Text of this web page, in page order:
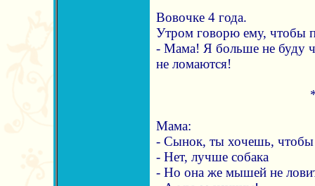
Вовочке 4 года.
Утром говорю ему, чтобы
- Мама! Я больше не буду
не ломаются!
Мама:
- Сынок, ты хочешь, чтобы
- Нет, лучше собака
- Но она же мышей не